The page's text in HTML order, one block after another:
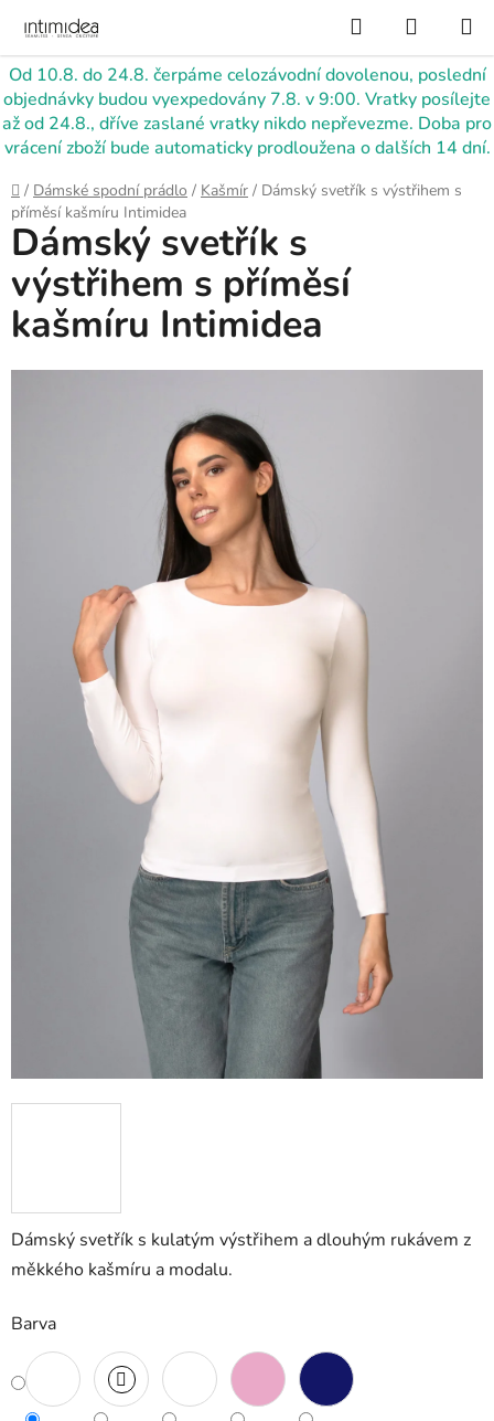
obsah
Od 10.8. do 24.8. čerpáme celozávodní dovolenou, poslední
objednávky budou vyexpedovány 7.8. v 9:00. Vratky posílejte
až od 24.8., dříve zaslané vratky nikdo nepřevezme. Doba pro
vrácení zboží bude automaticky prodloužena o dalších 14 dní.
Hledat
KOŠÍK
Domů
/ Dámské spodní prádlo / Kašmír / Dámský svetřík s výstřihem s
příměsí kašmíru Intimidea
Dámský svetřík s kulatým výstřihem a dlouhým rukávem z
měkkého kašmíru a modalu.
Barva
Dámský svetřík s
výstřihem s příměsí
kašmíru Intimidea